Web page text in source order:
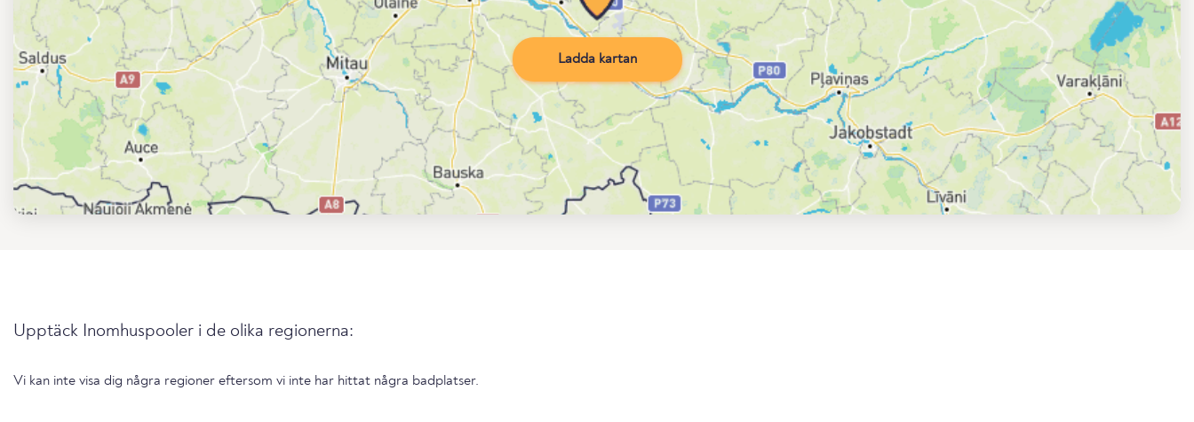
Ladda kartan
Upptäck Inomhuspooler i de olika regionerna:
Vi kan inte visa dig några regioner eftersom vi inte har hittat några badplatser.